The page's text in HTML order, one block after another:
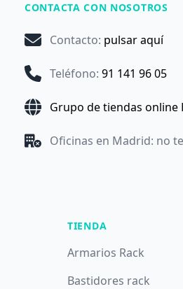
CONTACTA CON NOSOTROS
Contacto: pulsar aquí
Teléfono: 91 141 96 05
Grupo de tiendas online
Oficinas en Madrid: no
TIENDA
Armarios Rack
Bastidores rack